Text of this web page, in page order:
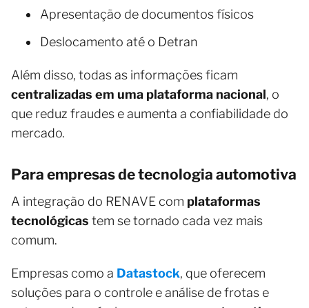
Apresentação de documentos físicos
Deslocamento até o Detran
Além disso, todas as informações ficam
centralizadas em uma plataforma nacional, o
que reduz fraudes e aumenta a confiabilidade do
mercado.
Para empresas de tecnologia automotiva
A integração do RENAVE com plataformas
tecnológicas tem se tornado cada vez mais
comum.
Empresas como a Datastock, que oferecem
soluções para o controle e análise de frotas e